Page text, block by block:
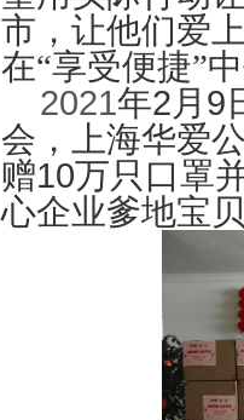
市，让他们爱
在“享受便捷”
2021年2月 9
会，上海华爱
赠10万只口罩
心企业爹地宝